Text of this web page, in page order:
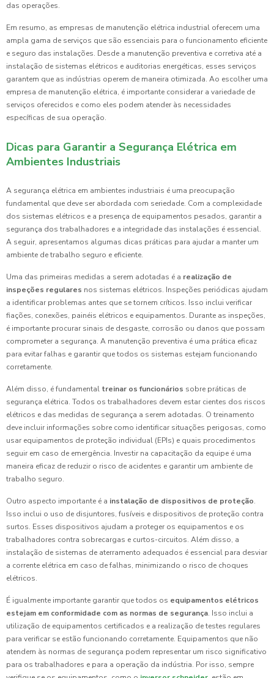
das operações.
Em resumo, as empresas de manutenção elétrica industrial oferecem uma
ampla gama de serviços que são essenciais para o funcionamento eficiente
e seguro das instalações. Desde a manutenção preventiva e corretiva até a
instalação de sistemas elétricos e auditorias energéticas, esses serviços
garantem que as indústrias operem de maneira otimizada. Ao escolher uma
empresa de manutenção elétrica, é importante considerar a variedade de
serviços oferecidos e como eles podem atender às necessidades
específicas de sua operação.
Dicas para Garantir a Segurança Elétrica em
Ambientes Industriais
A segurança elétrica em ambientes industriais é uma preocupação
fundamental que deve ser abordada com seriedade. Com a complexidade
dos sistemas elétricos e a presença de equipamentos pesados, garantir a
segurança dos trabalhadores e a integridade das instalações é essencial.
A seguir, apresentamos algumas dicas práticas para ajudar a manter um
ambiente de trabalho seguro e eficiente.
Uma das primeiras medidas a serem adotadas é a realização de
inspeções regulares nos sistemas elétricos. Inspeções periódicas ajudam
a identificar problemas antes que se tornem críticos. Isso inclui verificar
fiações, conexões, painéis elétricos e equipamentos. Durante as inspeções,
é importante procurar sinais de desgaste, corrosão ou danos que possam
comprometer a segurança. A manutenção preventiva é uma prática eficaz
para evitar falhas e garantir que todos os sistemas estejam funcionando
corretamente.
Além disso, é fundamental treinar os funcionários sobre práticas de
segurança elétrica. Todos os trabalhadores devem estar cientes dos riscos
elétricos e das medidas de segurança a serem adotadas. O treinamento
deve incluir informações sobre como identificar situações perigosas, como
usar equipamentos de proteção individual (EPIs) e quais procedimentos
seguir em caso de emergência. Investir na capacitação da equipe é uma
maneira eficaz de reduzir o risco de acidentes e garantir um ambiente de
trabalho seguro.
Outro aspecto importante é a instalação de dispositivos de proteção.
Isso inclui o uso de disjuntores, fusíveis e dispositivos de proteção contra
surtos. Esses dispositivos ajudam a proteger os equipamentos e os
trabalhadores contra sobrecargas e curtos-circuitos. Além disso, a
instalação de sistemas de aterramento adequados é essencial para desviar
a corrente elétrica em caso de falhas, minimizando o risco de choques
elétricos.
É igualmente importante garantir que todos os equipamentos elétricos
estejam em conformidade com as normas de segurança. Isso inclui a
utilização de equipamentos certificados e a realização de testes regulares
para verificar se estão funcionando corretamente. Equipamentos que não
atendem às normas de segurança podem representar um risco significativo
para os trabalhadores e para a operação da indústria. Por isso, sempre